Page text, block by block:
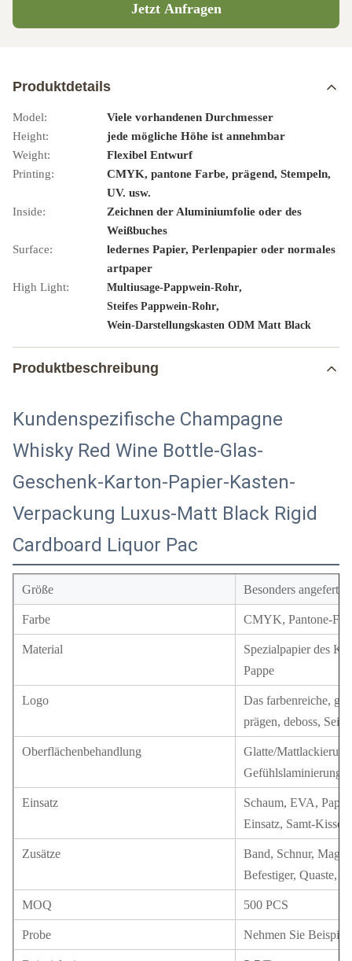
Jetzt Anfragen
Produktdetails
Model:
Viele vorhandenen Durchmesser
Height:
jede mögliche Höhe ist annehmbar
Weight:
Flexibel Entwurf
Printing:
CMYK, pantone Farbe, prägend, Stempeln,
UV. usw.
Inside:
Zeichnen der Aluminiumfolie oder des
Weißbuches
Surface:
ledernes Papier, Perlenpapier oder normales
artpaper
High Light:
Multiusage-Pappwein-Rohr,
Steifes Pappwein-Rohr,
Wein-Darstellungskasten ODM Matt Black
Produktbeschreibung
Kundenspezifische Champagne
Whisky Red Wine Bottle-Glas-
Geschenk-Karton-Papier-Kasten-
Verpackung Luxus-Matt Black Rigid
Cardboard Liquor Pac
Größe Besonders angefertigt
Farbe CMYK, Pantone-
Material
Spezialpapier des
Pappe
Logo
Das farbenreiche,
prägen, deboss,
Oberflächenbehandlung
Glatte/
Gefühlslaminierung
Einsatz
Schaum, EVA,
Einsatz, Samt-Kissen
Zusätze
Band, Schnur,
Befestiger, Quaste,
MOQ 500 PCS
Probe Nehmen Sie